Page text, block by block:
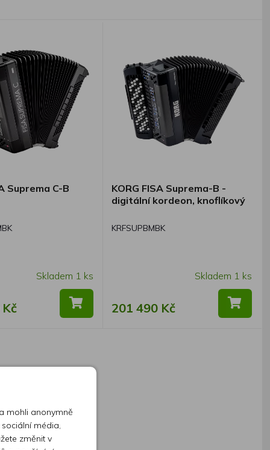
Suprema C-B
Skladem 1 ks
KORG FISA Suprema-B -
digitální kordeon, knoflíkový
KRFSUPBMBK
Skladem 1 ks
201 490 Kč
mohli anonymně
média,
změnit v